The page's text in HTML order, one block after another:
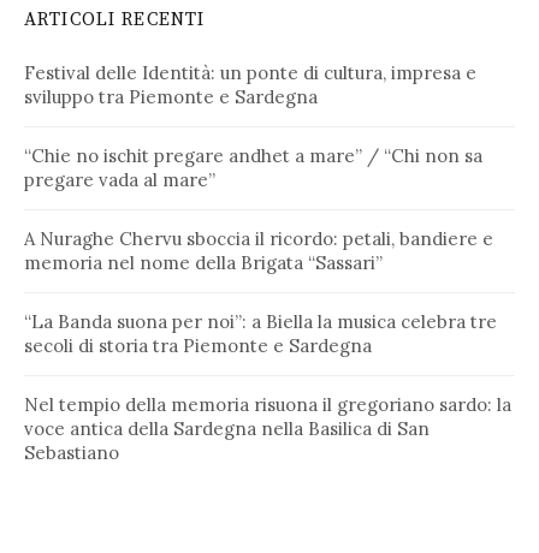
ARTICOLI RECENTI
Festival delle Identità: un ponte di cultura, impresa e
sviluppo tra Piemonte e Sardegna
“Chie no ischit pregare andhet a mare” / “Chi non sa
pregare vada al mare”
A Nuraghe Chervu sboccia il ricordo: petali, bandiere e
memoria nel nome della Brigata “Sassari”
“La Banda suona per noi”: a Biella la musica celebra tre
secoli di storia tra Piemonte e Sardegna
Nel tempio della memoria risuona il gregoriano sardo: la
voce antica della Sardegna nella Basilica di San
Sebastiano